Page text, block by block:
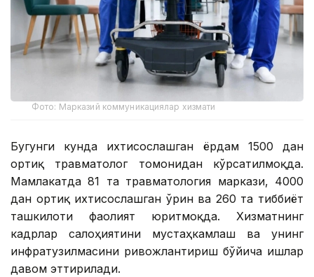
Фото: Марказий коммуникациялар хизмати
Бугунги кунда ихтисослашган ёрдам 1500 дан
ортиқ травматолог томонидан кўрсатилмоқда.
Мамлакатда 81 та травматология маркази, 4000
дан ортиқ ихтисослашган ўрин ва 260 та тиббиёт
ташкилоти фаолият юритмоқда. Хизматнинг
кадрлар салоҳиятини мустаҳкамлаш ва унинг
инфратузилмасини ривожлантириш бўйича ишлар
давом эттирилади.